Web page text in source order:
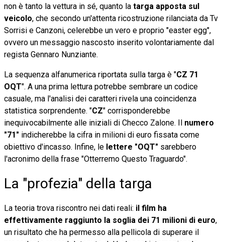
non è tanto la vettura in sé, quanto la targa apposta sul
veicolo, che secondo un'attenta ricostruzione rilanciata da Tv
Sorrisi e Canzoni, celerebbe un vero e proprio "easter egg",
ovvero un messaggio nascosto inserito volontariamente dal
regista Gennaro Nunziante.
La sequenza alfanumerica riportata sulla targa è "CZ 71
OQT". A una prima lettura potrebbe sembrare un codice
casuale, ma l'analisi dei caratteri rivela una coincidenza
statistica sorprendente. "CZ" corrisponderebbe
inequivocabilmente alle iniziali di Checco Zalone. Il numero
"71" indicherebbe la cifra in milioni di euro fissata come
obiettivo d'incasso. Infine, le lettere "OQT" sarebbero
l'acronimo della frase "Otterremo Questo Traguardo".
La "profezia" della targa
La teoria trova riscontro nei dati reali: il film ha
effettivamente raggiunto la soglia dei 71 milioni di euro,
un risultato che ha permesso alla pellicola di superare il